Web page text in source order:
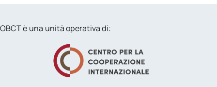
OBCT è una unità operativa di: